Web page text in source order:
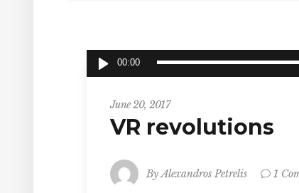
Audio
Player
00:00
June 20, 2017
VR revolutions
By Alexandros Petrelis 1